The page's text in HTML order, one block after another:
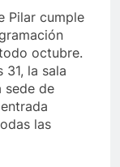
Pilar cumple
octubre.
31, la sala
sede de
las